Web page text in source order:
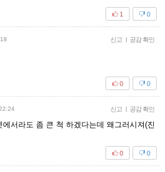
0
1
신고 | 공감 확인
0
0
신고 | 공감 확인
에서라도 좀 큰 척 하겠다는데 왜그러시져(진
0
0